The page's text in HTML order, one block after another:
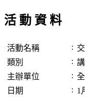
活 動 資 料
活動名稱 :
類別
:
主辦單位
:
日期
: 1